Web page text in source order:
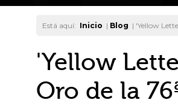
Está aquí: Inicio | Blog | 'Yellow
'Yellow
Oro de la